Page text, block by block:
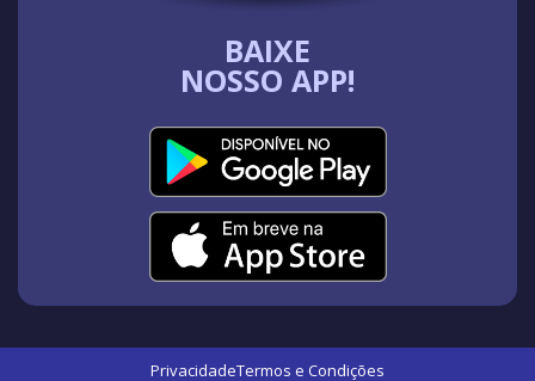
BAIXE
NOSSO APP!
PrivacidadeTermos e Condições